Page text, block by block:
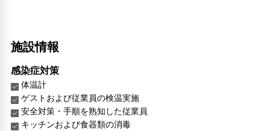
施設情報
感染症対策
体温計
ゲストおよび従業員の検温実施
安全対策・手順を熟知した従業員
キッチンおよび食器類の消毒